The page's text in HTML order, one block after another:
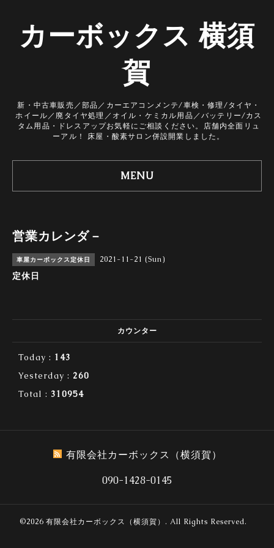
カーボックス 横須
賀
新・中古車販売／部品／カーエアコンメンテ/車検・修理/タイヤ・
ホイール／廃タイヤ処理／オイル・ケミカル用品／バッテリー/カス
タム用品・ドレスアップお気軽にご相談ください。店舗内全面リュ
ーアル！ 床屋・酸素サロン併設開業しました。
MENU
営業カレンダ－
車屋カーボックス定休日 2021-11-21 (Sun)
定休日
カウンター
Today : 143
Yesterday : 260
Total : 310954
有限会社カーボックス（横須賀）
090-1428-0145
©2026 有限会社カーボックス（横須賀） . All Rights Reserved.